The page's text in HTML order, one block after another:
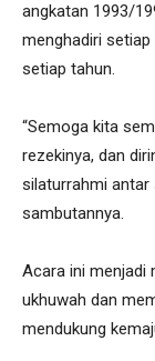
angkatan 1993/
menghadiri
setiap tahun.
“Semoga kita
rezekinya, dan
silaturrahmi antar
sambutannya.
Acara ini menjadi
ukhuwah dan
mendukung